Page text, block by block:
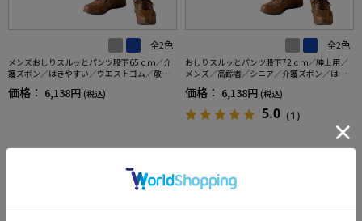
全2色
メンズおしりスルッとパンツ股下65ｃｍ／介
護ズボン／はきやすい／ウエストゴム／敬老
の日／ギフト／プレゼント【CF】
価格： 6,138円 (税込)
全2色
おしりスルッとパンツ股下72ｃｍ／紳士用／
メンズ／高齢者／シニア／介護ズボン／はき
やすい／ウエストゴム／敬老の日／ギフト／
プレゼント【CF】
価格： 6,138円 (税込)
5.0 （1）
more